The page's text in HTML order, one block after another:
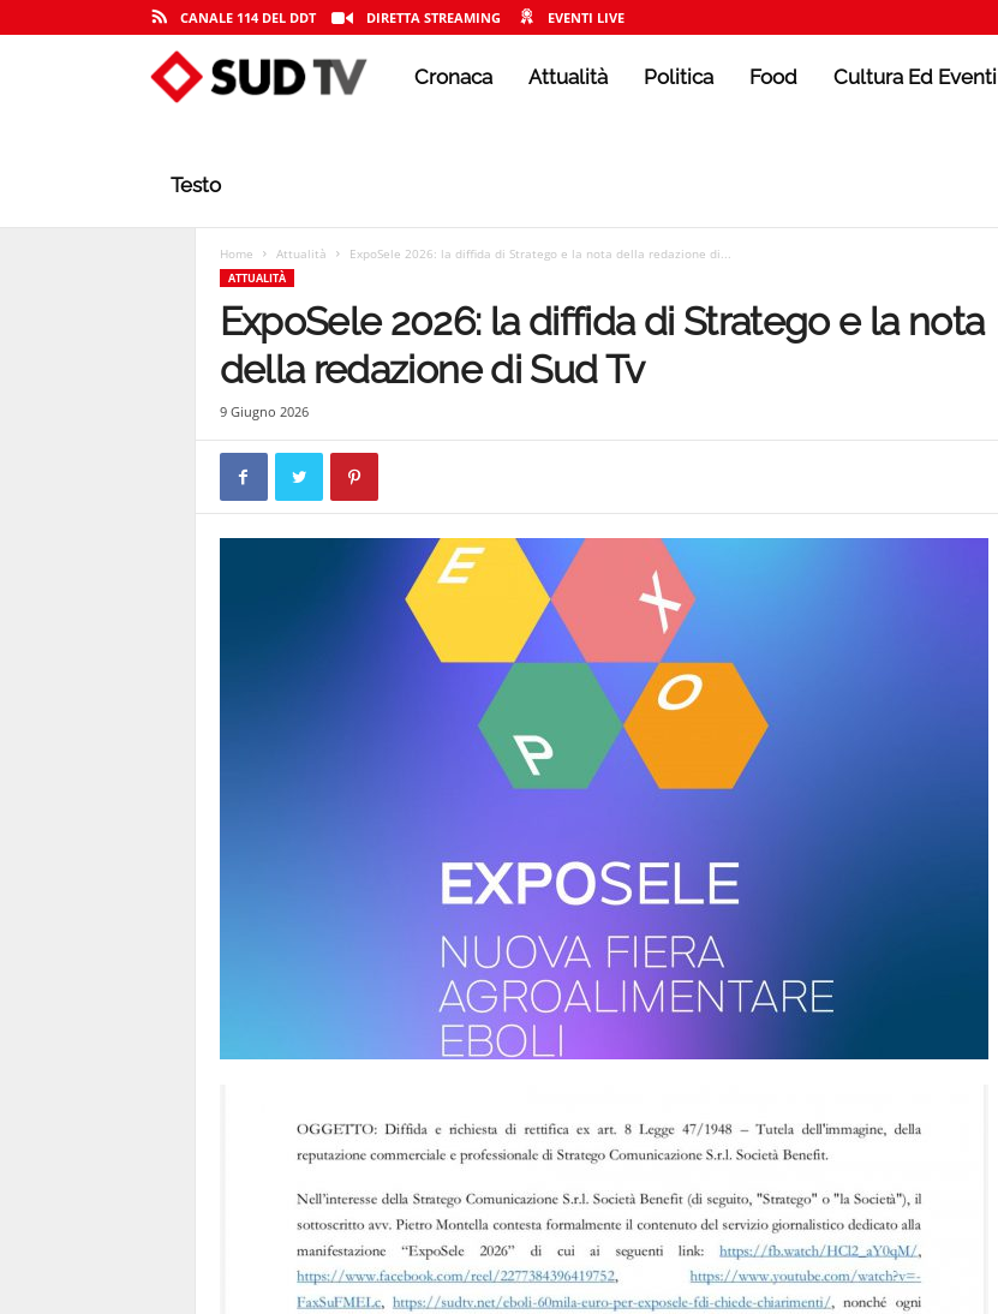
CANALE 114 DEL DDT DIRETTA STREAMING EVENTI LIVE
T
1
Cronaca Attualità Politica Food Cultura Ed Eventi
Testo
Home Attualità ExpoSele 2026: la diffida di Stratego e la nota della redazione di...
ATTUALITÀ
ExpoSele 2026: la diffida di Stratego e la nota
della redazione di Sud Tv
9 Giugno 2026